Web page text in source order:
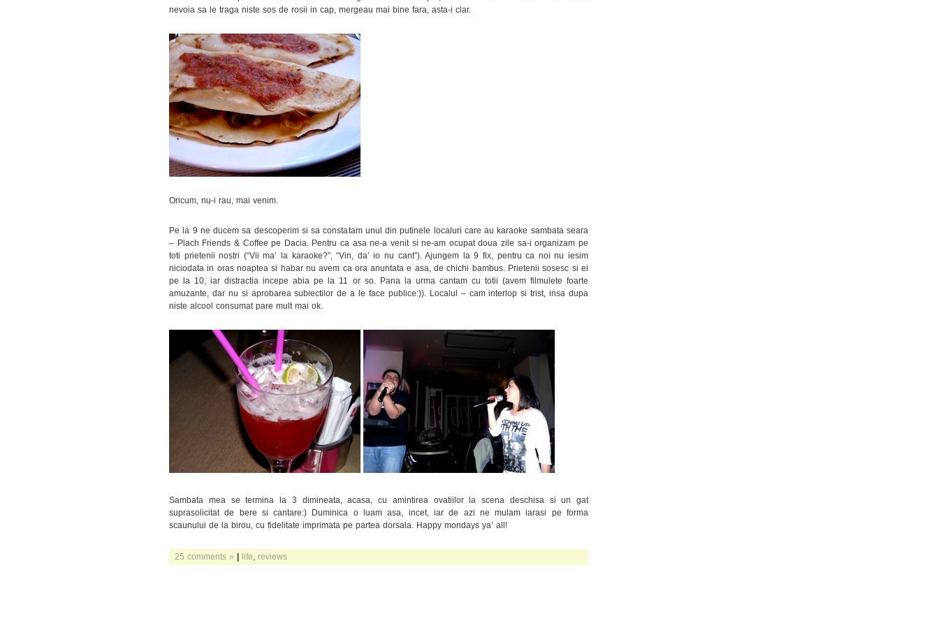
nevoia sa le traga niste sos de rosii in cap, mergeau mai bine fara, asta-i clar.
Oricum, nu-i rau, mai venim.
Pe la 9 ne ducem sa descoperim si sa constatam unul din putinele localuri care au karaoke sambata seara
– Plach Friends & Coffee pe Dacia. Pentru ca asa ne-a venit si ne-am ocupat doua zile sa-i organizam pe
toti prietenii nostri (“Vii ma’ la karaoke?”, “Vin, da’ io nu cant”). Ajungem la 9 fix, pentru ca noi nu iesim
niciodata in oras noaptea si habar nu avem ca ora anuntata e asa, de chichi bambus. Prietenii sosesc si ei
pe la 10, iar distractia incepe abia pe la 11 or so. Pana la urma cantam cu totii (avem filmulete foarte
amuzante, dar nu si aprobarea subiectilor de a le face publice:)). Localul – cam interlop si trist, insa dupa
niste alcool consumat pare mult mai ok.
Sambata mea se termina la 3 dimineata, acasa, cu amintirea ovatiilor la scena deschisa si un gat
suprasolicitat de bere si cantare:) Duminica o luam asa, incet, iar de azi ne mulam iarasi pe forma
scaunului de la birou, cu fidelitate imprimata pe partea dorsala. Happy mondays ya’ all!
25 comments » | life reviews